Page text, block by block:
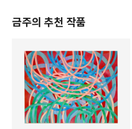
금주의 추천 작품